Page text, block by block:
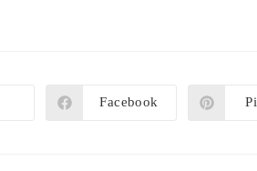
Öffnet
Facebook